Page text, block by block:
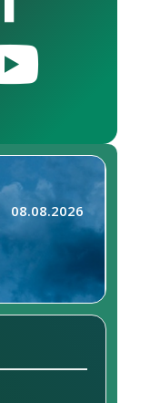
08.08.2026